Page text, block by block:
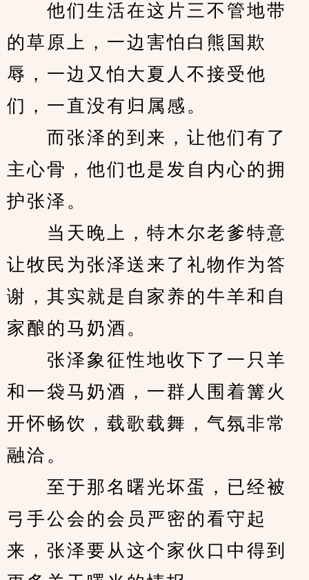
他们生活在这片三不管地带
的草原上，一边害怕白熊国欺
辱，一边又怕大夏人不接受他
们，一直没有归属感。
而张泽的到来，让他们有了
主心骨，他们也是发自内心的拥
护张泽。
当天晚上，特木尔老爹特意
让牧民为张泽送来了礼物作为答
谢，其实就是自家养的牛羊和自
家酿的马奶酒。
张泽象征性地收下了一只羊
和一袋马奶酒，一群人围着篝火
开怀畅饮，载歌载舞，气氛非常
融洽。
至于那名曙光坏蛋，已经被
弓手公会的会员严密的看守起
来，张泽要从这个家伙口中得到